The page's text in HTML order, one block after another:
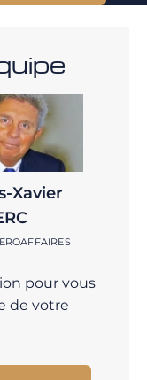
Xavier
pour vous
de votre